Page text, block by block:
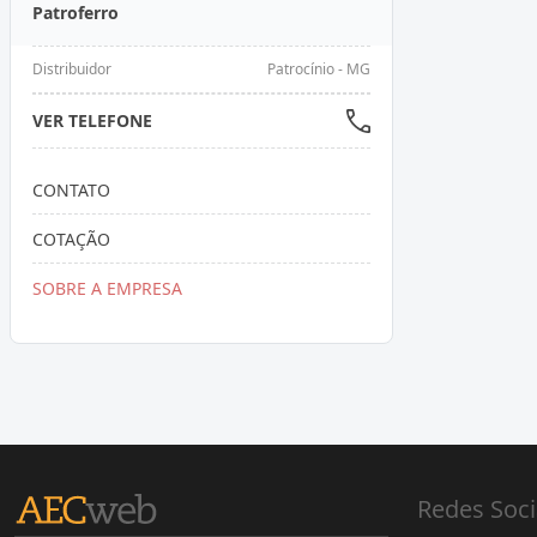
Patroferro
Distribuidor Patrocínio - MG
VER TELEFONE
CONTATO
COTAÇÃO
SOBRE A EMPRESA
Redes